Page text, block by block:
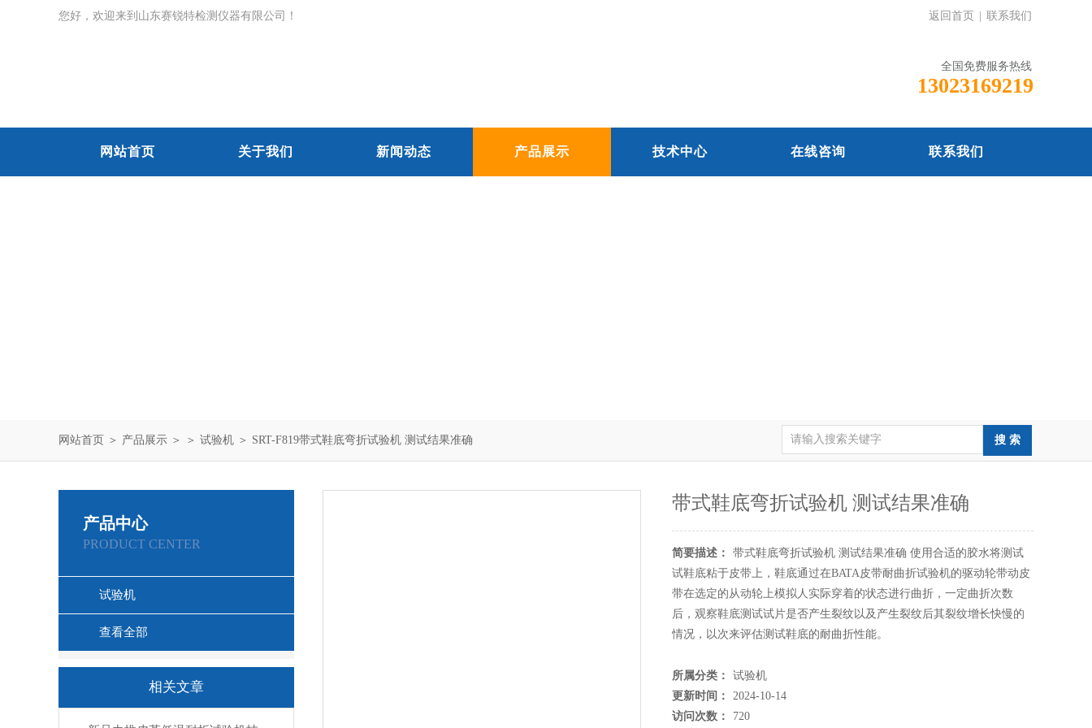
您好，欢迎来到山东赛锐特检测仪器有限公司！ 返回首页 联系我们
全国免费服务热线
13023169219
网站首页 关于我们 新闻动态 产品展示 技术中心 在线咨询 联系我们
网站首页 ＞ 产品展示 ＞ ＞ 试验机 ＞ SRT-F819带式鞋底弯折试验机 测试结果准确
产品中心
PRODUCT CENTER
试验机
查看全部
相关文章
带式鞋底弯折试验机 测试结果准确
简要描述：
带式鞋底弯折试验机 测试结果准确 使用合适的胶水将测试
试鞋底粘于皮带上，鞋底通过在BATA皮带耐曲折试验机的驱动轮带动皮
带在选定的从动轮上模拟人实际穿着的状态进行曲折，一定曲折次数
后，观察鞋底测试试片是否产生裂纹以及产生裂纹后其裂纹增长快慢的
情况，以次来评估测试鞋底的耐曲折性能。
所属分类：
试验机
更新时间：
2024-10-14
访问次数：
720